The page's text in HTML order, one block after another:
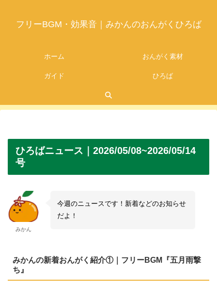
フリーBGM・効果音｜みかんのおんがくひろば
ホーム おんがく素材
ガイド ひろば
ひろばニュース｜2026/05/08~2026/05/14
号
みかん
今週のニュースです！新着などのお知らせ
だよ！
みかんの新着おんがく紹介①｜フリーBGM『五月雨撃
ち』